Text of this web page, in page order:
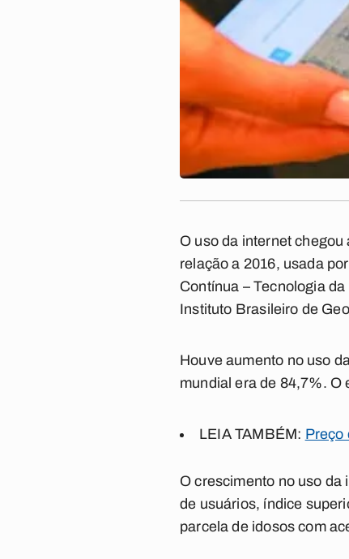
O uso da internet
relação a 2016, usada
Contínua – Tecnologia
Instituto Brasileiro de
Houve aumento no uso
mundial era de 84,7%. O
LEIA TAMBÉM: Preço
O crescimento no uso da
de usuários, índice
parcela de idosos com